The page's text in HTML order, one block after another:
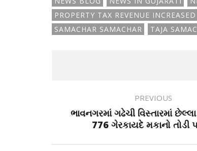
PROPERTY TAX REVENUE INCREASED
SAMACHAR SAMACHAR
TAJA
PREVIOUS
ભાવનગરમાં ગઢેચી વિસ્તારમાં
776 ગેરકાયદે મકાનો તોડી